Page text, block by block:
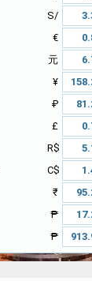
S/
€
元
¥
₽
£
R$
C$
₹
₱
₱